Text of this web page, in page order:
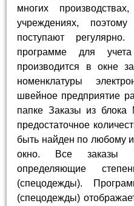
многих
учреждениях,
поступают
программе для
производится в окне
номенклатуры
швейное предприятие
папке Заказы из блока
предостаточное
быть найден по любому
окно. Все заказы
определяющие
(спецодежды).
(спецодежды)